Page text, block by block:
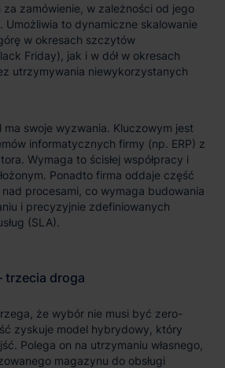
za zamówienie, w zależności od jego
Umożliwia to dynamiczne skalowanie
w okresach szczytów
Friday), jak i w dół w okresach
utrzymywania niewykorzystanych
swoje wyzwania. Kluczowym jest
informatycznych firmy (np. ERP) z
Wymaga to ścisłej współpracy i
Ponadto firma oddaje część
procesami, co wymaga budowania
i precyzyjnie zdefiniowanych
(SLA).
że wybór nie musi być zero-
zyskuje model hybrydowy, który
Polega on na utrzymaniu własnego,
magazynu do obsługi